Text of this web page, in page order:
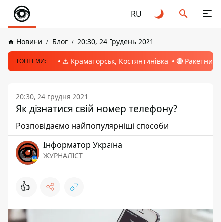
RU
Новини Блог 20:30, 24 Грудень 2021
ТОПТЕМИ: ⚠️ Краматорськ, Костянтинівка 🔴 Ракетний
20:30, 24 грудня 2021
Як дізнатися свій номер телефону?
Розповідаємо найпопулярніші способи
Інформатор Україна
ЖУРНАЛІСТ
👍